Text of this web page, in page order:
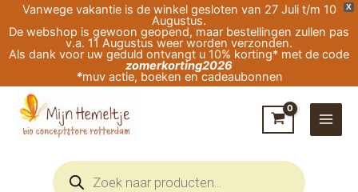
X
Vanwege vakantie is de winkel gesloten van 27 Juli t/m 10
Augustus.
De webshop is gewoon geopend, maar bestellingen zullen pas
v.a. 11 Augustus weer worden verzonden.
Als dank voor uw geduld ontvangt u 10% korting* met de code
zomerkorting2026
*muv actie, boeken en cadeaubonnen
naar
de
Producten
zoeken